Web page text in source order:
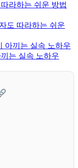
라하는 쉬운 방법
도 따라하는 쉬운
아끼는 실속 노하우
는 실속 노하우